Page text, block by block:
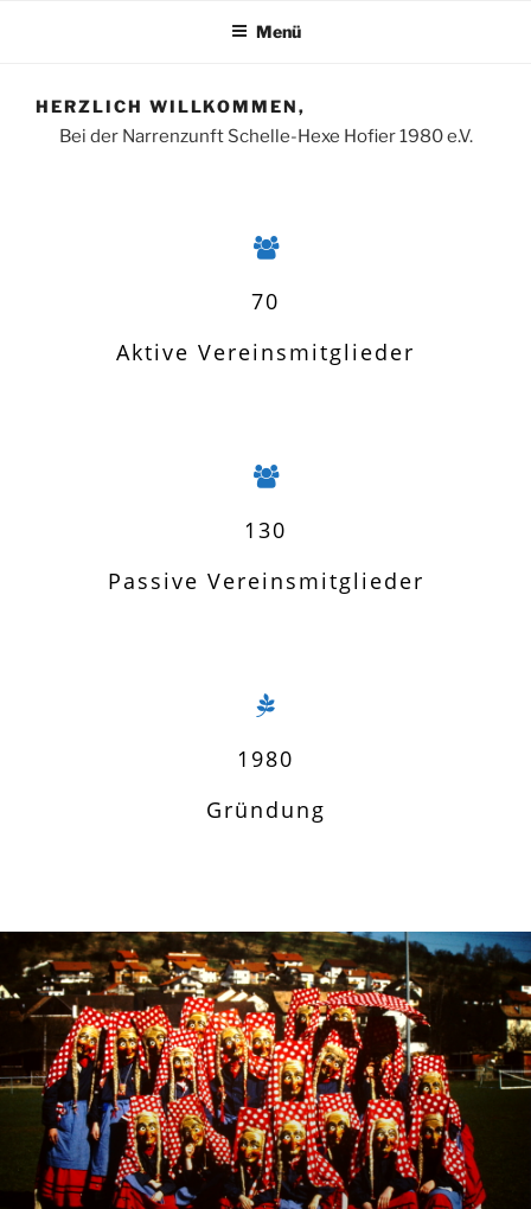
Menü
HERZLICH WILLKOMMEN,
Bei der Narrenzunft Schelle-Hexe Hofier 1980 e.V.
70
Aktive Vereinsmitglieder
130
Passive Vereinsmitglieder
1980
Gründung